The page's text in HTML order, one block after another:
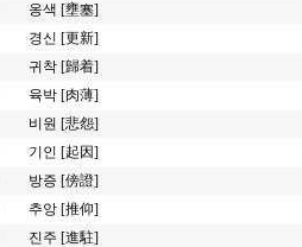
옹색 [壅塞]
경신 [更新]
귀착 [歸着]
육박 [肉薄]
비원 [悲怨]
기인 [起因]
방증 [傍證]
추앙 [推仰]
진주 [進駐]